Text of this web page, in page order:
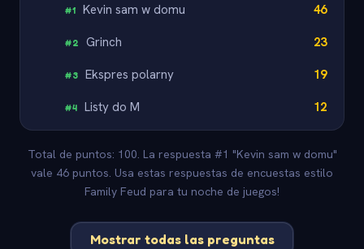
#1 Kevin sam w domu 46
#2 Grinch 23
#3 Ekspres polarny 19
#4 Listy do M 12
Total de puntos: 100. La respuesta #1 "Kevin sam w domu"
vale 46 puntos. Usa estas respuestas de encuestas estilo
Family Feud para tu noche de juegos!
Mostrar todas las preguntas